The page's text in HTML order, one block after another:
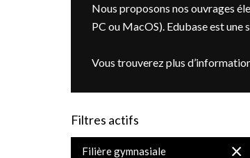
Nous proposons nos ouvrages
PC ou MacOS). Edubase est
Vous trouverez plus
Filtres actifs
Filière gymnasiale